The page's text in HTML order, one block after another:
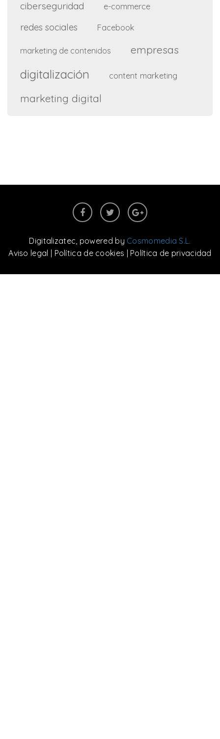
ciberseguridad e-commerce
redes sociales Facebook
marketing de contenidos empresas
digitalización content marketing
marketing digital
Digitalizatec, powered by Cosmomedia S.L.
Aviso legal
Política de cookies Política de privacidad